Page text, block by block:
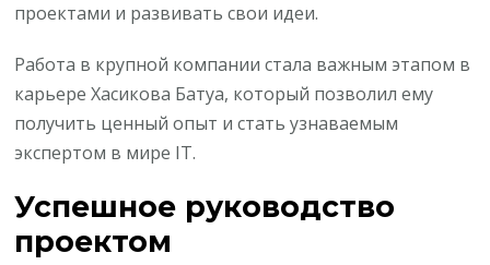
проектами и развивать свои идеи.
Работа в крупной компании стала важным этапом в
карьере Хасикова Батуа, который позволил ему
получить ценный опыт и стать узнаваемым
экспертом в мире IT.
Успешное руководство
проектом